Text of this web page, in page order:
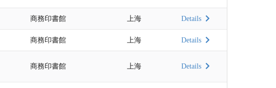
商務印書館 上海 Details
商務印書館 上海 Details
商務印書館 上海 Details